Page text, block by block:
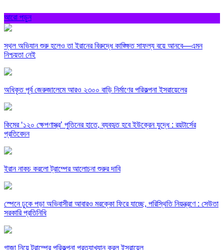
আরো পড়ুন
স্থল অভিযান শুরু হলেও তা ইরানের বিরুদ্ধে কাঙ্ক্ষিত সাফল্য বয়ে আনবে—এমন
নিশ্চয়তা নেই
অধিকৃত পূর্ব জেরুজালেমে আরও ২৩০০ বাড়ি নির্মাণের পরিকল্পনা ইসরায়েলের
কিমের ‘১২০ ক্ষেপণাস্ত্র’ পুতিনের হাতে, ব্যবহৃত হবে ইউক্রেন যুদ্ধে : রয়টার্সের
প্রতিবেদন
ইরান নাকচ করলো ট্রাম্পের আলোচনা শুরুর দাবি
স্পেনে ঢুকে পড়া অভিবাসীরা আবারও মরক্কো ফিরে যাচ্ছে, পরিস্থিতি নিয়ন্ত্রণে : সেউতা
সরকারি প্রতিনিধি
গাজা নিয়ে ট্রাম্পের পরিকল্পনা প্রত্যাখ্যান করল ইসরায়েল